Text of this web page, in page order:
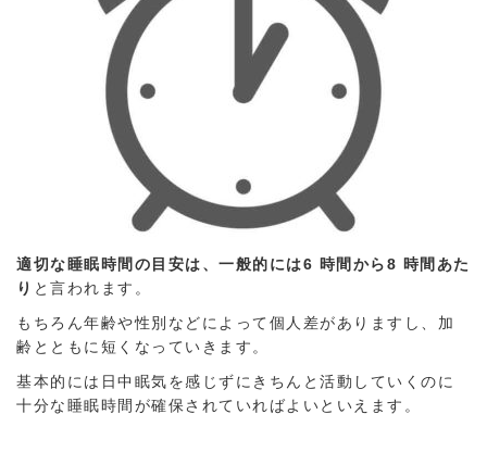
適切な睡眠時間の目安は、一般的には6 時間から8 時間あた
り と言われます。
もちろん年齢や性別などによって個人差がありますし、加
齢とともに短くなっていきます。
基本的には日中眠気を感じずにきちんと活動していくのに
十分な睡眠時間が確保されていればよいといえます。